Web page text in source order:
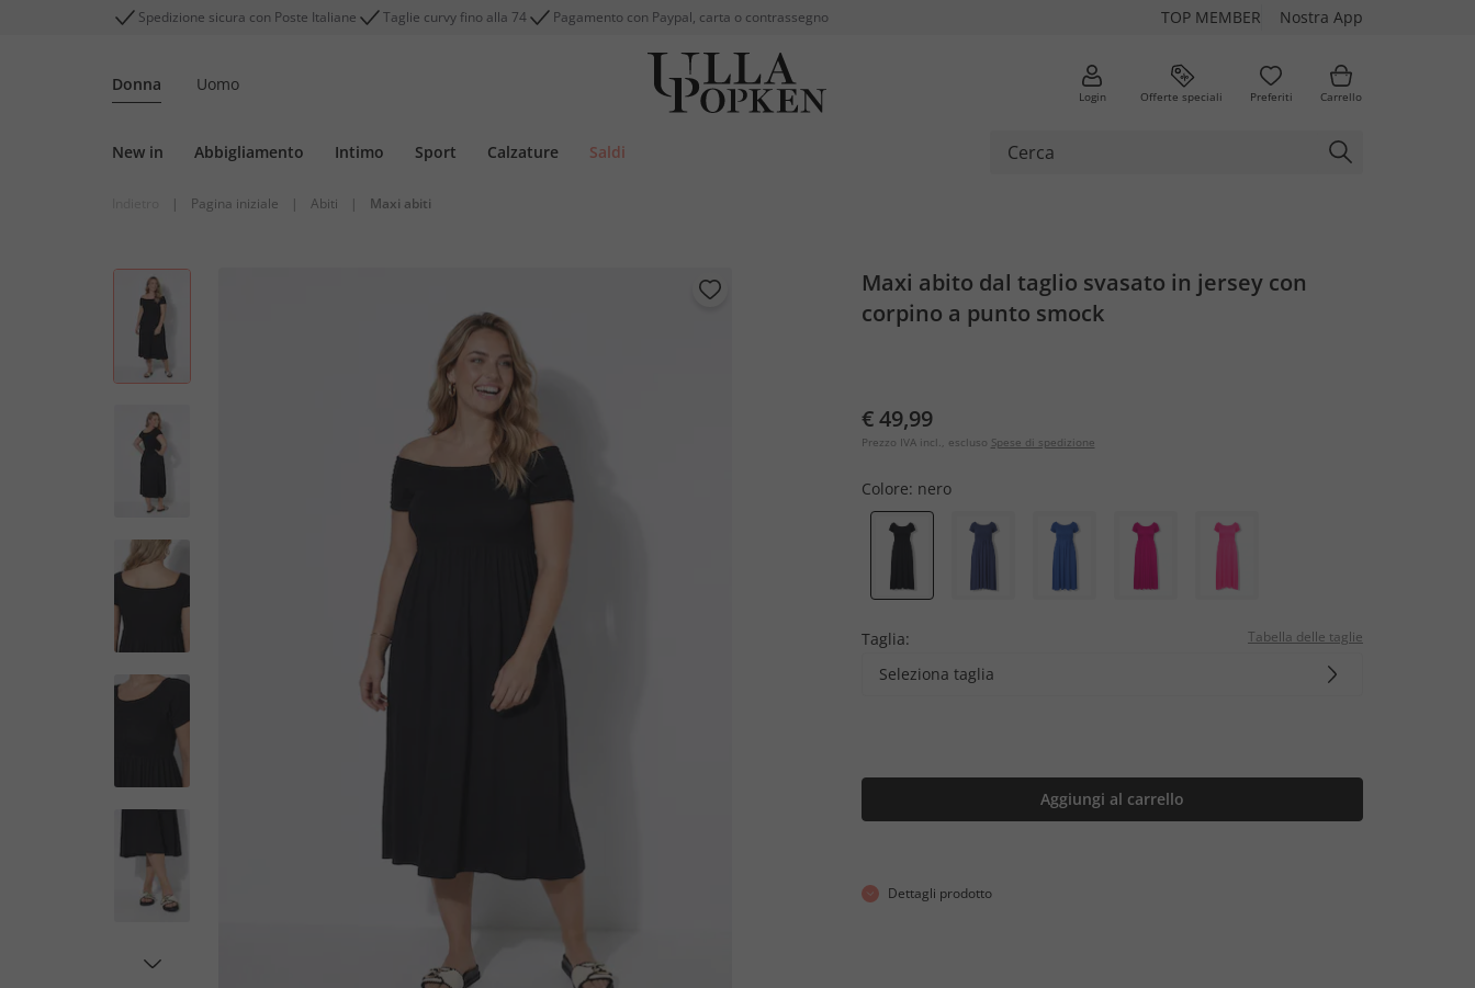
Spedizione sicura con Poste Italiane Taglie curvy fino alla 74 Pagamento con Paypal, carta o contrassegno TOP MEMBER Nostra App
Donna Uomo
Login Offerte speciali Preferiti Carrello
New in Abbigliamento Intimo Sport Calzature Saldi
| Pagina iniziale | Abiti | Maxi abiti
Maxi abito dal taglio svasato in jersey con
corpino a punto smock
€ 49,99
Prezzo IVA incl., escluso Spese di spedizione
Colore: nero
Taglia: Tabella delle taglie
Seleziona taglia
Aggiungi al carrello
Dettagli prodotto